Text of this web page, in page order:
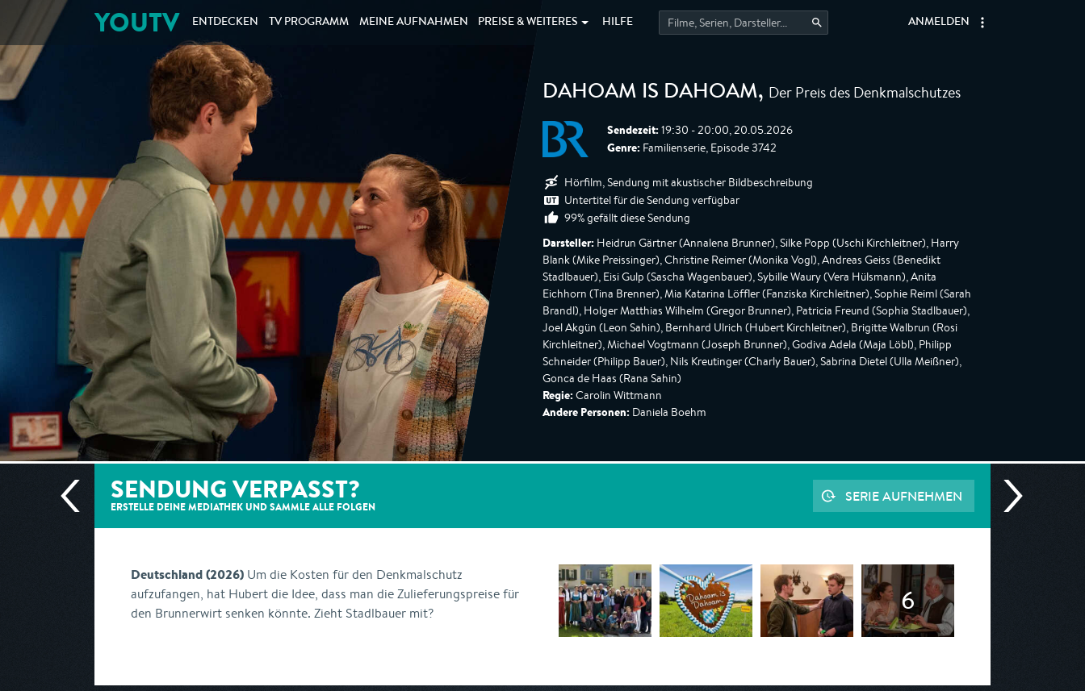
YOUTV ENTDECKEN TV PROGRAMM MEINE AUFNAHMEN PREISE & WEITERES HILFE ANMELDEN
DAHOAM IS DAHOAM, Der Preis des Denkmalschutzes
Sendezeit: 19:30 - 20:00, 20.05.2026
Genre: Familienserie, Episode 3742
Hörfilm, Sendung mit akustischer Bildbeschreibung
Untertitel für die Sendung verfügbar
99% gefällt diese Sendung
Darsteller: Heidrun Gärtner (Annalena Brunner), Silke Popp (Uschi Kirchleitner), Harry
Blank (Mike Preissinger), Christine Reimer (Monika Vogl), Andreas Geiss (Benedikt
Stadlbauer), Eisi Gulp (Sascha Wagenbauer), Sybille Waury (Vera Hülsmann), Anita
Eichhorn (Tina Brenner), Mia Katarina Löffler (Fanziska Kirchleitner), Sophie Reiml (Sarah
Brandl), Holger Matthias Wilhelm (Gregor Brunner), Patricia Freund (Sophia Stadlbauer),
Joel Akgün (Leon Sahin), Bernhard Ulrich (Hubert Kirchleitner), Brigitte Walbrun (Rosi
Kirchleitner), Michael Vogtmann (Joseph Brunner), Godiva Adela (Maja Löbl), Philipp
Schneider (Philipp Bauer), Nils Kreutinger (Charly Bauer), Sabrina Dietel (Ulla Meißner),
Gonca de Haas (Rana Sahin)
Regie: Carolin Wittmann
Andere Personen: Daniela Boehm
SENDUNG VERPASST?
ERSTELLE DEINE MEDIATHEK UND SAMMLE ALLE FOLGEN
SERIE AUFNEHMEN
Deutschland (2026) Um die Kosten für den Denkmalschutz
aufzufangen, hat Hubert die Idee, dass man die Zulieferungspreise für
den Brunnerwirt senken könnte. Zieht Stadlbauer mit?